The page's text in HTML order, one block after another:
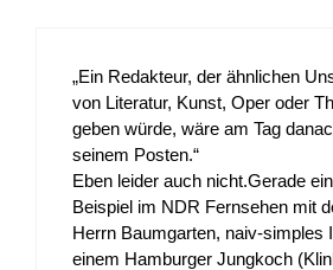
„Ein Redakteur, der ähnlichen
von Literatur, Kunst, Oper oder
geben würde, wäre am Tag
seinem Posten.“
Eben leider auch nicht.Gerade
Beispiel im NDR Fernsehen mit
Herrn Baumgarten, naiv-simples
einem Hamburger Jungkoch